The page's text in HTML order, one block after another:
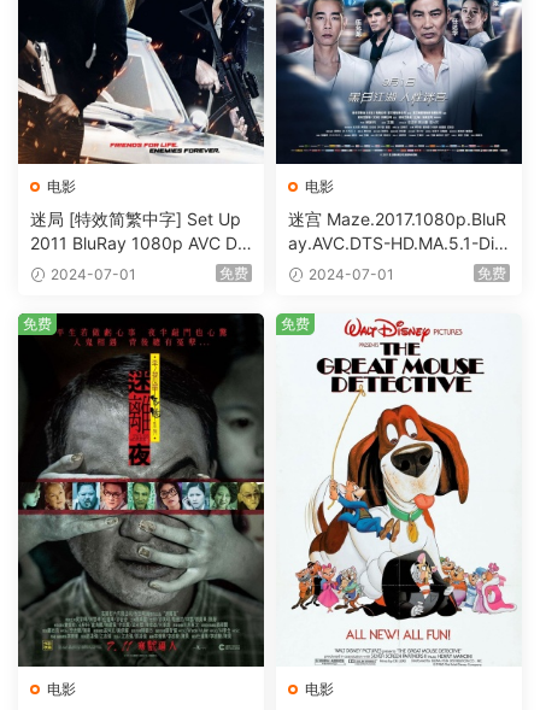
电影
迷局 [特效简繁中字] Set Up
2011 BluRay 1080p AVC DT
S-HD MA5.1-shhaclm@CHD
2024-07-01 免费
电影
迷宫 Maze.2017.1080p.BluR
ay.AVC.DTS-HD.MA.5.1-DiY
@HDHome [BDISO 19.7GB]
2024-07-01 免费
电影
免费
电影
免费